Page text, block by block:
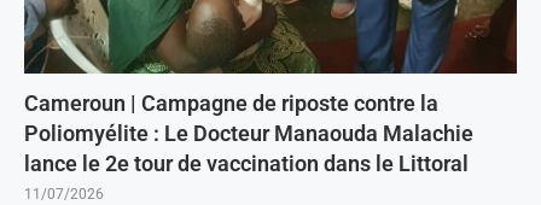
Cameroun | Campagne de riposte contre la
Poliomyélite : Le Docteur Manaouda Malachie
lance le 2e tour de vaccination dans le Littoral
11/07/2026